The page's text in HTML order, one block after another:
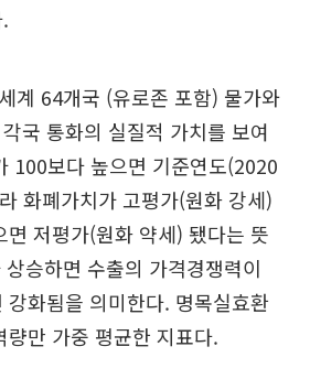
계 64개국 (유로존 포함) 물가와
국 통화의 실질적 가치를 보여
100보다 높으면 기준연도(2020
화폐가치가 고평가(원화 강세)
면 저평가(원화 약세) 됐다는 뜻
승하면 수출의 가격경쟁력이
강화됨을 의미한다. 명목실효환
량만 가중 평균한 지표다.